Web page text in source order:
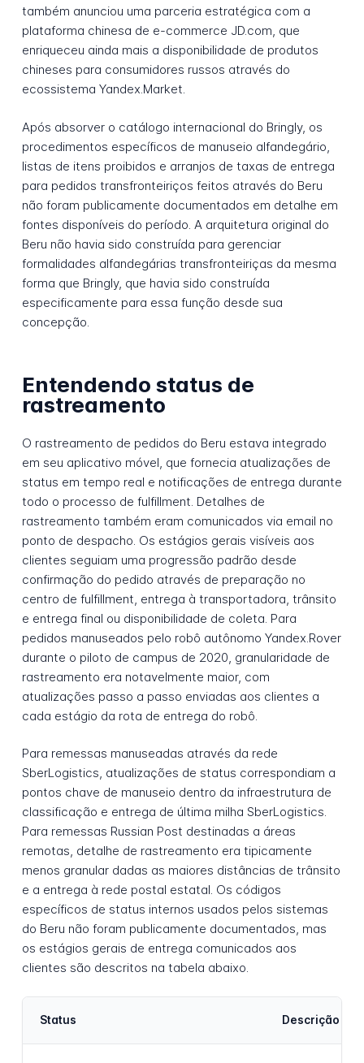
também anunciou uma parceria estratégica com a
plataforma chinesa de e-commerce JD.com, que
enriqueceu ainda mais a disponibilidade de produtos
chineses para consumidores russos através do
ecossistema Yandex.Market.
Após absorver o catálogo internacional do Bringly, os
procedimentos específicos de manuseio alfandegário,
listas de itens proibidos e arranjos de taxas de entrega
para pedidos transfronteiriços feitos através do Beru
não foram publicamente documentados em detalhe em
fontes disponíveis do período. A arquitetura original do
Beru não havia sido construída para gerenciar
formalidades alfandegárias transfronteiriças da mesma
forma que Bringly, que havia sido construída
especificamente para essa função desde sua
concepção.
Entendendo status de
rastreamento
O rastreamento de pedidos do Beru estava integrado
em seu aplicativo móvel, que fornecia atualizações de
status em tempo real e notificações de entrega durante
todo o processo de fulfillment. Detalhes de
rastreamento também eram comunicados via email no
ponto de despacho. Os estágios gerais visíveis aos
clientes seguiam uma progressão padrão desde
confirmação do pedido através de preparação no
centro de fulfillment, entrega à transportadora, trânsito
e entrega final ou disponibilidade de coleta. Para
pedidos manuseados pelo robô autônomo Yandex.Rover
durante o piloto de campus de 2020, granularidade de
rastreamento era notavelmente maior, com
atualizações passo a passo enviadas aos clientes a
cada estágio da rota de entrega do robô.
Para remessas manuseadas através da rede
SberLogistics, atualizações de status correspondiam a
pontos chave de manuseio dentro da infraestrutura de
classificação e entrega de última milha SberLogistics.
Para remessas Russian Post destinadas a áreas
remotas, detalhe de rastreamento era tipicamente
menos granular dadas as maiores distâncias de trânsito
e a entrega à rede postal estatal. Os códigos
específicos de status internos usados pelos sistemas
do Beru não foram publicamente documentados, mas
os estágios gerais de entrega comunicados aos
clientes são descritos na tabela abaixo.
Status Descrição